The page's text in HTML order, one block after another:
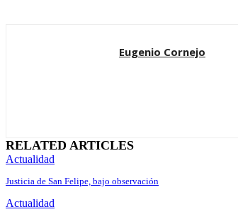
Eugenio Cornejo
RELATED ARTICLES
Actualidad
Justicia de San Felipe, bajo observación
Actualidad